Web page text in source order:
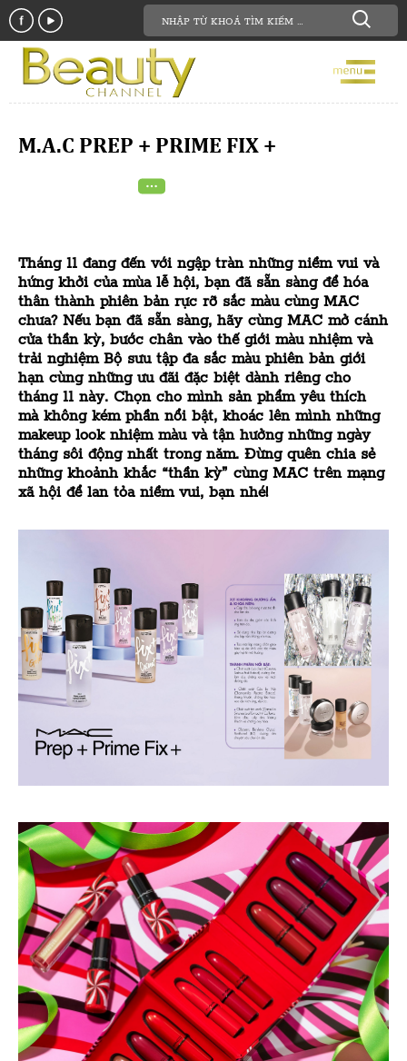
M.A.C PREP + PRIME FIX +
Tháng 11 đang đến với ngập tràn những niềm vui và
hứng khởi của mùa lễ hội, bạn đã sẵn sàng để hóa
thân thành phiên bản rực rỡ sắc màu cùng MAC
chưa? Nếu bạn đã sẵn sàng, hãy cùng MAC mở cánh
cửa thần kỳ, bước chân vào thế giới màu nhiệm và
trải nghiệm Bộ sưu tập đa sắc màu phiên bản giới
hạn cùng những ưu đãi đặc biệt dành riêng cho
tháng 11 này. Chọn cho mình sản phẩm yêu thích
mà không kém phần nổi bật, khoác lên mình những
makeup look nhiệm màu và tận hưởng những ngày
tháng sôi động nhất trong năm. Đừng quên chia sẻ
những khoảnh khắc “thần kỳ” cùng MAC trên mạng
xã hội để lan tỏa niềm vui, bạn nhé!